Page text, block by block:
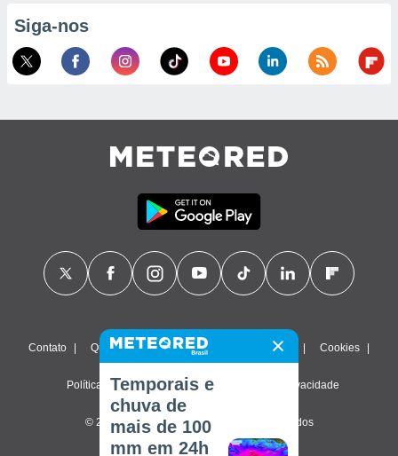
Siga-nos
Contato Quem Somos FAQ Termos de uso Cookies
Política de privacidade Configurações de privacidade
© 2026 Meteored. Todos os direitos reservados
Temporais e
chuva de
mais de 100
mm em 24h